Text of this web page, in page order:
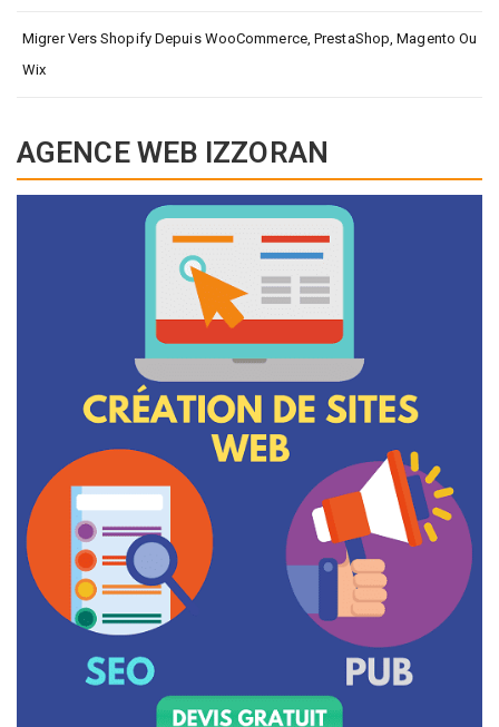
Migrer Vers Shopify Depuis WooCommerce, PrestaShop, Magento Ou
Wix
AGENCE WEB IZZORAN